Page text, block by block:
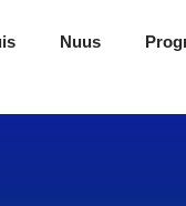
Nuus